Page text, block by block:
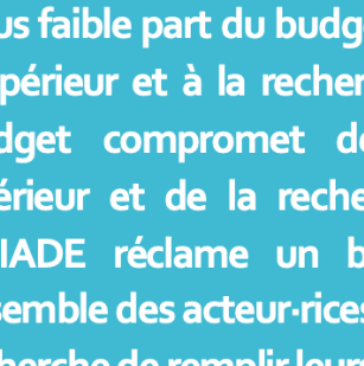
PLEIADE s’inquiète du projet de
de l’État dévolue à
de fait l’avenir de